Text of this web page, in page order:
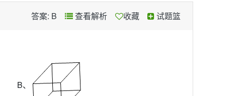
答案: B 查看解析 收藏 试题篮
B、